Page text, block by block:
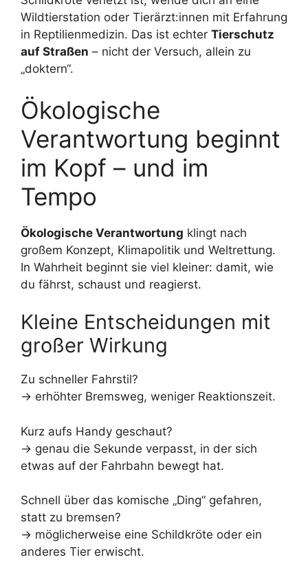
Wildtierstation oder Tierärzt:innen mit Erfahrung
in Reptilienmedizin. Das ist echter Tierschutz
auf Straßen – nicht der Versuch, allein zu
„doktern“.
Ökologische
Verantwortung beginnt
im Kopf – und im
Tempo
Ökologische Verantwortung klingt nach
großem Konzept, Klimapolitik und Weltrettung.
In Wahrheit beginnt sie viel kleiner: damit, wie
du fährst, schaust und reagierst.
Kleine Entscheidungen mit
großer Wirkung
Zu schneller Fahrstil?
→ erhöhter Bremsweg, weniger Reaktionszeit.
Kurz aufs Handy geschaut?
→ genau die Sekunde verpasst, in der sich
etwas auf der Fahrbahn bewegt hat.
Schnell über das komische „Ding“ gefahren,
statt zu bremsen?
→ möglicherweise eine Schildkröte oder ein
anderes Tier erwischt.